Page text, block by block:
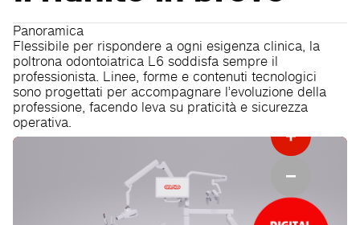
Panoramica
Flessibile per rispondere a ogni esigenza clinica, la
poltrona odontoiatrica L6 soddisfa sempre il
professionista. Linee, forme e contenuti tecnologici
sono progettati per accompagnare l’evoluzione della
professione, facendo leva su praticità e sicurezza
operativa.